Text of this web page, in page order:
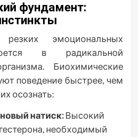
фундамент:
резких эмоциональных
в радикальной
Биохимические
поведение быстрее, чем
осознать:
натиск:Высокий
необходимый